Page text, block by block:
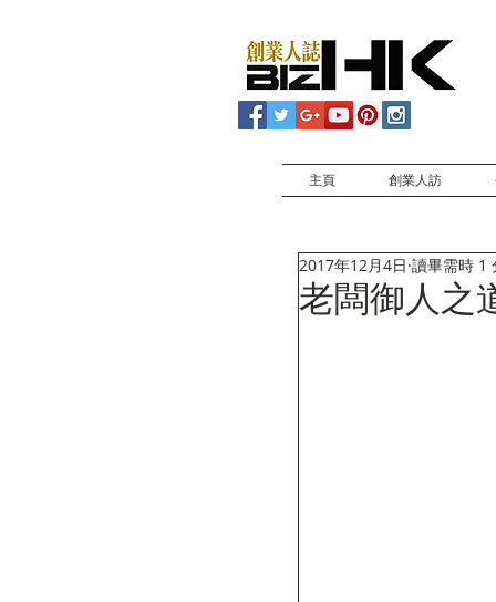
主頁 創業人訪
老闆御人之
2017年12月4日 讀畢需時 1